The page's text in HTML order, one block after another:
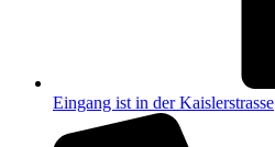
Eingang ist in der Kaislerstrasse